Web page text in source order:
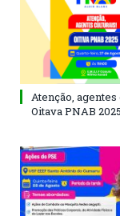
Atenção,
Oitava PNAB 2025